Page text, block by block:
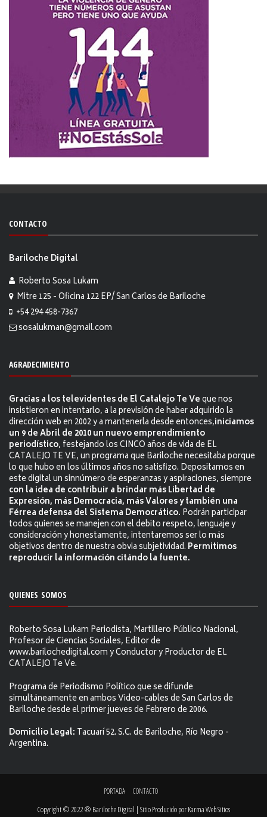
CONTACTO
Bariloche Digital
Roberto Sosa Lukam
Mitre 125 - Oficina 122 EP/ San Carlos de Bariloche
+54 294 458-7367
sosalukman@gmail.com
AGRADECIMIENTO
Gracias a los televidentes de El Catalejo Te Veque nos
insistieron en intentarlo, a la previsión de haber adquirido la
dirección web en 2002 y a mantenerla desde entonces,iniciamos
un 9 de Abril de 2010 un nuevo emprendimiento
periodístico, festejando los CINCO años de vida de EL
CATALEJO TE VE, un programa que Bariloche necesitaba porque
lo que hubo en los últimos años no satisfizo. Depositamos en
este digital un sinnúmero de esperanzas y aspiraciones, siempre
con la idea de contribuir a brindar más Libertad de
Expresión, más Democracia, más Valores y también una
Férrea defensa del Sistema Democrático. Podrán participar
todos quienes se manejen con el debito respeto, lenguaje y
consideración y honestamente, intentaremos ser lo más
objetivos dentro de nuestra obvia subjetividad. Permitimos
reproducir la información citándo la fuente.
QUIENES SOMOS
Roberto Sosa Lukam Periodista, Martillero Público Nacional,
Profesor de Ciencias Sociales, Editor de
www.barilochedigital.com y Conductor y Productor de EL
CATALEJO Te Ve.
Programa de Periodismo Político que se difunde
simultáneamente en ambos Video-cables de San Carlos de
Bariloche desde el primer jueves de Febrero de 2006.
Domicilio Legal: Tacuarí 52. S.C. de Bariloche, Río Negro -
Argentina.
PORTADA CONTACTO
Copyright © 2022 ® Bariloche Digital | Sitio Producido porKarma Web Sitios